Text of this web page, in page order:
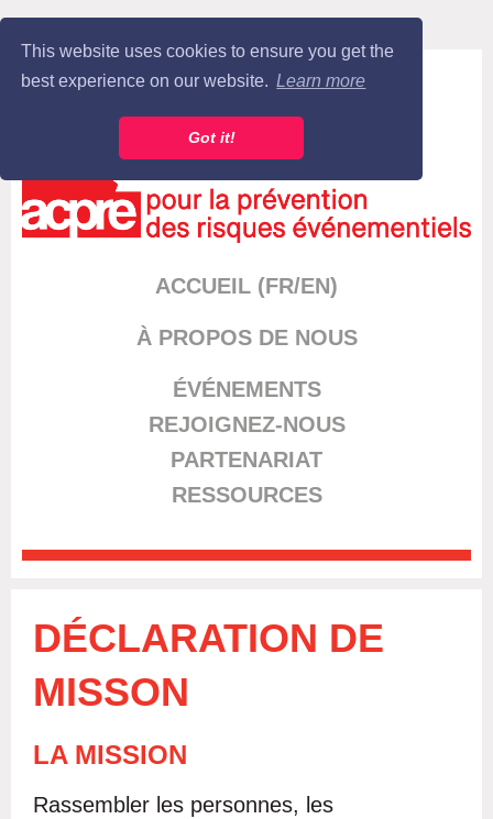
This website uses cookies to ensure you get the
best experience on our website. Learn more
Got it!
Log in
ACCUEIL (FR/EN)
À PROPOS DE NOUS
ÉVÉNEMENTS
REJOIGNEZ-NOUS
PARTENARIAT
RESSOURCES
DÉCLARATION DE
MISSON
LA MISSION
Rassembler les personnes, les